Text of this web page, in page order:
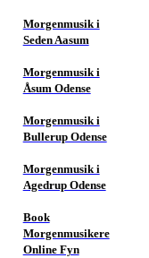
Morgenmusik i
Seden Aasum
Morgenmusik i
Åsum Odense
Morgenmusik i
Bullerup Odense
Morgenmusik i
Agedrup Odense
Book
Morgenmusikere
Online Fyn